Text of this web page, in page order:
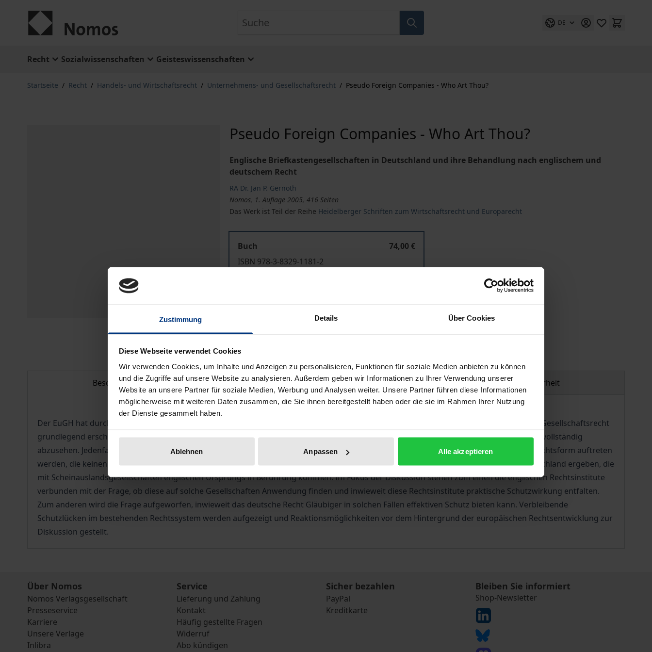
Zustimmung Details Über Cookies
Diese Webseite verwendet Cookies
Wir verwenden Cookies, um Inhalte und Anzeigen zu personalisieren, Funktionen für soziale Medien anbieten zu können
und die Zugriffe auf unsere Website zu analysieren. Außerdem geben wir Informationen zu Ihrer Verwendung unserer
Website an unsere Partner für soziale Medien, Werbung und Analysen weiter. Unsere Partner führen diese Informationen
möglicherweise mit weiteren Daten zusammen, die Sie ihnen bereitgestellt haben oder die sie im Rahmen Ihrer Nutzung
der Dienste gesammelt haben.
Ablehnen Anpassen Alle akzeptieren
DE
Recht Sozialwissenschaften Geisteswissenschaften
Startseite / Recht / Handels- und Wirtschaftsrecht / Unternehmens- und Gesellschaftsrecht / Pseudo Foreign Companies - Who Art Thou?
Pseudo Foreign Companies - Who Art Thou?
Englische Briefkastengesellschaften in Deutschland und ihre Behandlung nach englischem und
deutschem Recht
RA Dr. Jan P. Gernoth
Nomos, 1. Auflage 2005, 416 Seiten
Das Werk ist Teil der Reihe Heidelberger Schriften zum Wirtschaftsrecht und Europarecht
Buch
74,00 €
ISBN 978-3-8329-1181-2
In den Warenkorb Zur Wunschliste hinzufügen
Hinweise zu Versandkosten
Beschreibung Bibliografische Angaben Produktsicherheit
Der EuGH hat durch seine Entscheidungen in den Rechtssachen »Centros«, »Überseering« und »Inspire Art« das deutsche Internationale Gesellschaftsrecht
grundlegend erschüttert. Die Auswirkungen, die diese Urteile auf das deutsche Gesellschaftsrecht haben können, sind noch immer nicht vollständig
abzusehen. Jedenfalls muss man damit rechnen, dass auf dem deutschen Markt in zunehmendem Maße Gesellschaften ausländischer Rechtsform auftreten
werden, die keinen wirtschaftlichen Bezug zu ihrem Heimatland haben. Dieses Werk analysiert, welche Folgen sich für Gläubiger in Deutschland ergeben, die
mit Scheinauslandsgesellschaften englischen Ursprungs in Berührung kommen. Im Fokus der Diskussion stehen zum einen die englischen Rechtsinstitute
verbunden mit der Frage, ob diese auf solche Gesellschaften Anwendung finden und inwieweit diese Rechtsinstitute praktische Schutzwirkung entfalten.
Zum anderen wird die Frage aufgeworfen, inwieweit das deutsche Recht Gläubiger in solchen Fällen effektiven Schutz bieten kann. Verbleibende
Schutzlücken im bestehenden Rechtssystem werden aufgezeigt und Reaktionsmöglichkeiten vor dem Hintergrund der europäischen Rechtsentwicklung zur
Diskussion gestellt.
Über Nomos
Nomos Verlagsgesellschaft
Presseservice
Karriere
Unsere Verlage
Inlibra
Service
Lieferung und Zahlung
Kontakt
Häufig gestellte Fragen
Widerruf
Abo kündigen
Sicher bezahlen
PayPal
Kreditkarte
Bleiben Sie informiert
Shop-Newsletter